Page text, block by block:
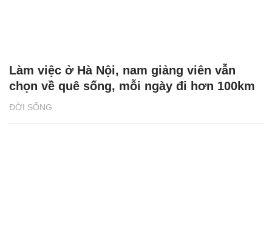
ĐỜI SỐNG
Làm việc ở Hà Nội, nam giảng viên vẫn
chọn về quê sống, mỗi ngày đi hơn 100km